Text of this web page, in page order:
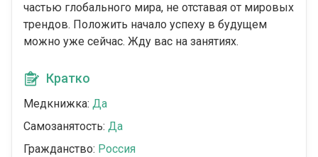
частью глобального мира, не отставая от мировых
трендов. Положить начало успеху в будущем
можно уже сейчас. Жду вас на занятиях.
Кратко
Медкнижка: Да
Самозанятость: Да
Гражданство: Россия